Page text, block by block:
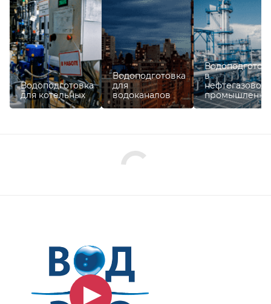
Водоподготовка
для котельных
Водоподготовка
для
водоканалов
в
нефтегазовой